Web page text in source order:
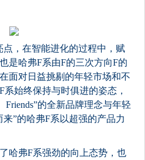
点，在智能进化的过程中，赋
是哈弗F系由F的三次方向F的
面对日益挑剔的年轻市场和不
始终保持与时俱进的姿态，
Friends”的全新品牌理念与年轻
”的哈弗F系以超强的产品力
哈弗F系强劲的向上态势，也